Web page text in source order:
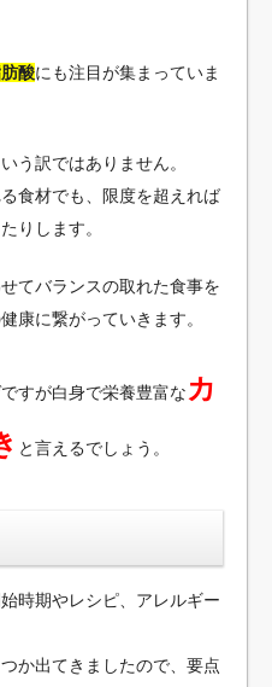
酸にも注目が集まっていま
う訳ではありません。
食材でも、限度を超えれば
りします。
てバランスの取れた食事を
康に繋がっていきます。
すが白身で栄養豊富な カ
と言えるでしょう。
時期やレシピ、アレルギー
か出てきましたので、要点